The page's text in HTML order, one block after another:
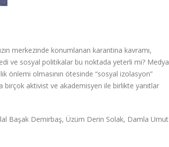
merkezinde konumlanan karantina kavramı,
ve sosyal politikalar bu noktada yeterli mi? Medya
önlemi olmasının ötesinde “sosyal izolasyon”
birçok aktivist ve akademisyen ile birlikte yanıtlar
Başak Demirbaş, Üzüm Derin Solak, Damla Umut